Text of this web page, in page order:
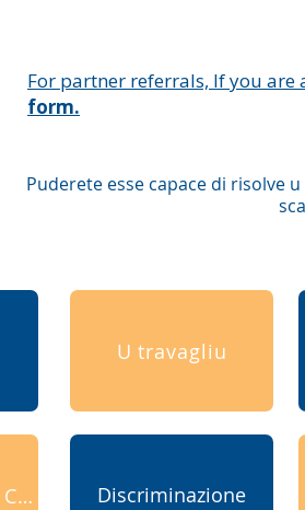
For partner referrals, If you
form.
Puderete esse capace di risolve
U travagliu
Law &amp;amp; Courts Discriminazione